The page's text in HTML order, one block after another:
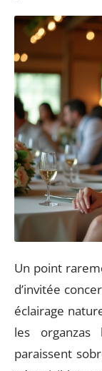
Un point
d’invitée
éclairage
les
paraissent